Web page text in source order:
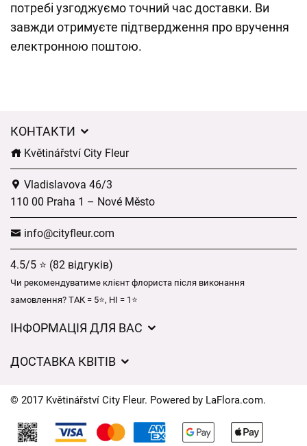
потребі узгоджуємо точний час доставки. Ви
завжди отримуєте підтвердження про вручення
електронною поштою.
КОНТАКТИ
Květinářství City Fleur
Vladislavova 46/3
110 00 Praha 1 – Nové Město
info@cityfleur.com
4.5/5 ⭐ (82 відгуків)
Чи рекомендуватиме клієнт флориста після виконання
замовлення? ТАК = 5⭐, НІ = 1⭐
ІНФОРМАЦІЯ ДЛЯ ВАС
Захист персональних даних
Час доставки квітів – огляд можливостей
ДОСТАВКА КВІТІВ
Куди ми доставляємо квіти
Файли cookie
© 2017 Květinářství City Fleur. Powered by LaFlora.com.